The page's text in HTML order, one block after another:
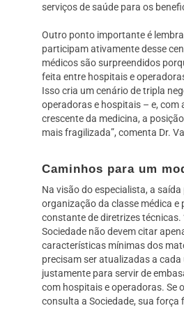
serviços de saúde para os
Outro ponto importante é
participam ativamente desse
médicos são surpreendidos
feita entre hospitais e
Isso cria um cenário de tripla
operadoras e hospitais – e, com
crescente da medicina, a
mais fragilizada”, comenta Dr.
Caminhos para um
Na visão do especialista, a
organização da classe médica e
constante de diretrizes técnicas.
Sociedade não devem citar
características mínimas dos
precisam ser atualizadas a cada
justamente para servir de
com hospitais e operadoras. Se
consulta a Sociedade, sua força